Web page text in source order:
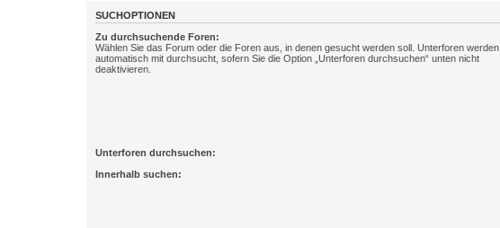
SUCHOPTIONEN
Zu durchsuchende Foren:
Wählen Sie das Forum oder die Foren aus, in denen gesucht werden soll. Unterforen werden
automatisch mit durchsucht, sofern Sie die Option „Unterforen durchsuchen“ unten nicht
deaktivieren.
Unterforen durchsuchen:
Innerhalb suchen: